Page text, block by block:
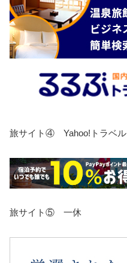
旅サイト④ Yahoo!トラベル
旅サイト⑤ 一休